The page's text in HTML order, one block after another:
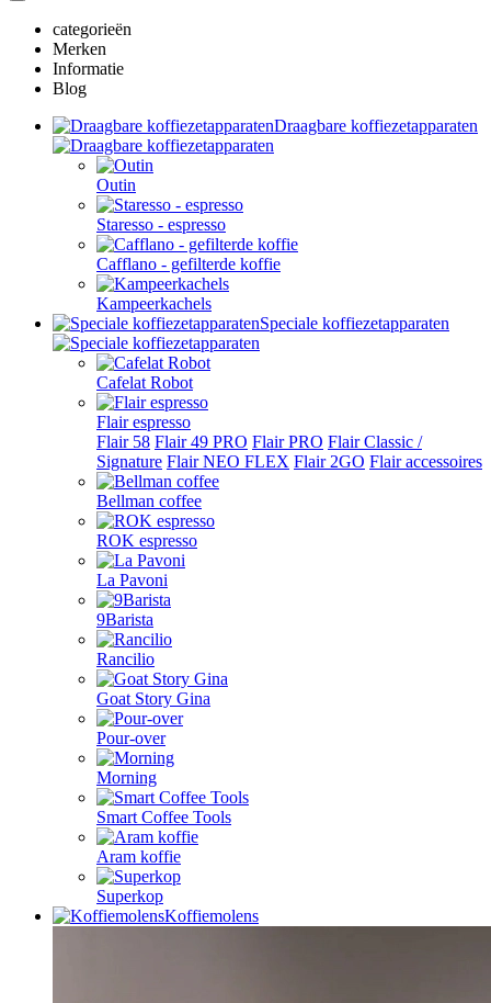
categorieën
Merken
Informatie
Blog
Draagbare koffiezetapparaten
Outin
Staresso - espresso
Cafflano - gefilterde koffie
Kampeerkachels
Speciale koffiezetapparaten
Cafelat Robot
Flair espresso
Flair 58 Flair 49 PRO Flair PRO Flair Classic /
Signature Flair NEO FLEX Flair 2GO Flair accessoires
Bellman coffee
ROK espresso
La Pavoni
9Barista
Rancilio
Goat Story Gina
Pour-over
Morning
Smart Coffee Tools
Aram koffie
Superkop
Koffiemolens